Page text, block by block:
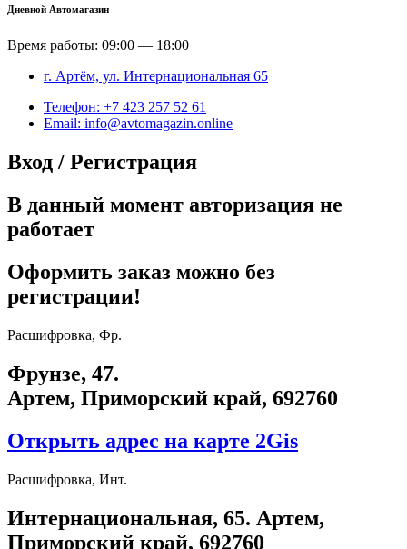
Дневной Автомагазин
Время работы: 09:00 — 18:00
г. Артём, ул. Интернациональная 65
Телефон: +7 423 257 52 61
Email: info@avtomagazin.online
Вход / Регистрация
В данный момент авторизация не
работает
Оформить заказ можно без
регистрации!
Расшифровка, Фр.
Фрунзе, 47.
Артем, Приморский край, 692760
Открыть адрес на карте 2Gis
Расшифровка, Инт.
​Интернациональная, 65​. Артем,
Приморский край, 692760